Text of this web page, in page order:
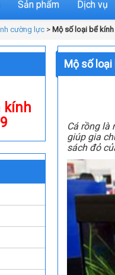
Sản phẩm Dịch vụ
cường lực > Mộ số loại bể
Mộ số
Cá rồng là
giúp gia
sách đỏ
kính